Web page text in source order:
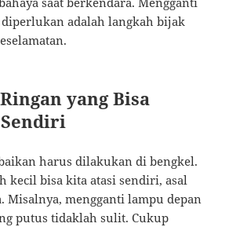
diperlukan adalah langkah bijak
yang Bisa
harus dilakukan di bengkel.
kecil bisa kita atasi sendiri, asal
Misalnya, mengganti lampu depan
putus tidaklah sulit. Cukup